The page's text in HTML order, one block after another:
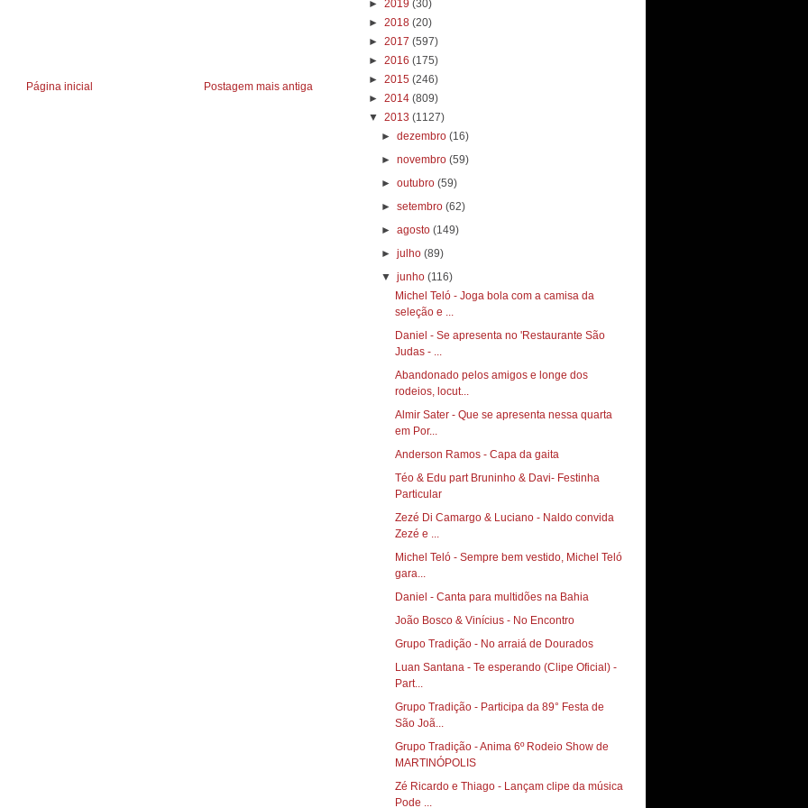
Postagem mais antiga
Página inicial
► 2019 (30)
► 2018 (20)
► 2017 (597)
► 2016 (175)
► 2015 (246)
► 2014 (809)
▼ 2013 (1127)
►dezembro(16)
►novembro(59)
►outubro(59)
►setembro(62)
►agosto(149)
►julho(89)
▼junho(116)
Michel Teló - Joga bola com a camisa da
seleção e ...
Daniel - Se apresenta no 'Restaurante São
Judas - ...
Abandonado pelos amigos e longe dos
rodeios, locut...
Almir Sater - Que se apresenta nessa quarta
em Por...
Anderson Ramos - Capa da gaita
Téo & Edu part Bruninho & Davi- Festinha
Particular
Zezé Di Camargo & Luciano - Naldo convida
Zezé e ...
Michel Teló - Sempre bem vestido, Michel Teló
gara...
Daniel - Canta para multidões na Bahia
João Bosco & Vinícius - No Encontro
Grupo Tradição - No arraiá de Dourados
Luan Santana - Te esperando (Clipe Oficial) -
Part...
Grupo Tradição - Participa da 89° Festa de
São Joã...
Grupo Tradição - Anima 6º Rodeio Show de
MARTINÓPOLIS
Zé Ricardo e Thiago - Lançam clipe da música
Pode ...